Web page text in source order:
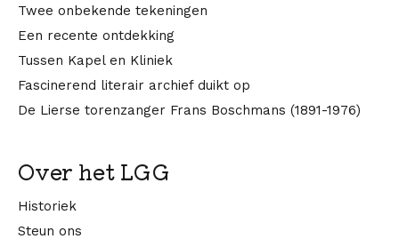
Twee onbekende tekeningen
Een recente ontdekking
Tussen Kapel en Kliniek
Fascinerend literair archief duikt op
De Lierse torenzanger Frans Boschmans (1891-1976)
Over het LGG
Historiek
Steun ons